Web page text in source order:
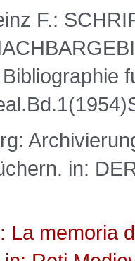
F.:
in:
La memoria